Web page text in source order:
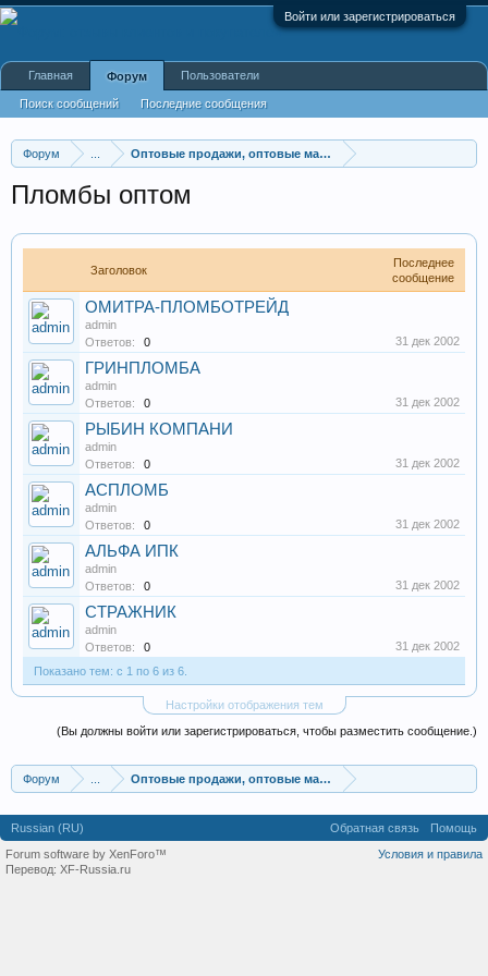
Войти или зарегистрироваться
Форум Оптовые продажи, оптовые магазины
Пломбы оптом
Заголовок
Последнее
сообщение
ОМИТРА-ПЛОМБОТРЕЙД
admin
Ответов:
0 31 дек 2002
ГРИНПЛОМБА
admin
Ответов:
0 31 дек 2002
РЫБИН КОМПАНИ
admin
Ответов:
0 31 дек 2002
АСПЛОМБ
admin
Ответов:
0 31 дек 2002
АЛЬФА ИПК
admin
Ответов:
0 31 дек 2002
СТРАЖНИК
admin
Ответов:
0
31 дек 2002
Показано тем: с 1 по 6 из 6.
Настройки отображения тем
(Вы должны войти или зарегистрироваться, чтобы разместить сообщение.)
Форум Оптовые продажи, оптовые магазины
Главная Форум
Поиск сообщений Последние сообщения
Пользователи
Russian (RU) Обратная связь
Помощь
Условия и правила
Forum software by XenForo™
Перевод: XF-Russia.ru